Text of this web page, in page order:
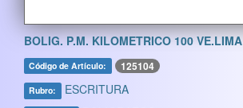
BOLIG. P.M. KILOMETRICO 100 VE.LIMA
Código de Artículo: 125104
Rubro: ESCRITURA